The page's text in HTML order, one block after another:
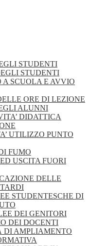
STUDENTI
STUDENTI
A SCUOLA E AVVIO
ORE DI LEZIONE
ALUNNI
DIDATTICA
UTILIZZO PUNTO
FUMO
USCITA FUORI
DELLE
STUDENTESCHE DI
DEI GENITORI
DEI DOCENTI
DI AMPLIAMENTO